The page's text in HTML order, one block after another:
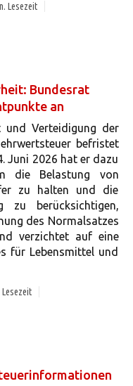
Lesezeit
Bundesrat
an
und Verteidigung der
befristet
Juni 2026 hat er dazu
die Belastung von
zu halten und die
zu berücksichtigen,
des Normalsatzes
verzichtet auf eine
für Lebensmittel und